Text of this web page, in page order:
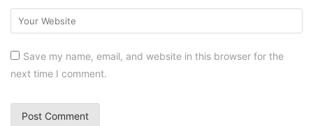
Save my name, email, and website in this browser for the
next time I comment.